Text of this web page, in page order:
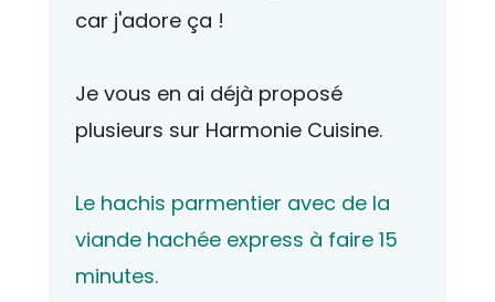
car j'adore ça !
Je vous en ai déjà proposé
plusieurs sur Harmonie Cuisine.
Le hachis parmentier avec de la
viande hachée express à faire 15
minutes.